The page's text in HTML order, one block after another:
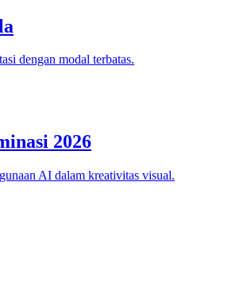
dengan modal terbatas.
2026
AI dalam kreativitas visual.